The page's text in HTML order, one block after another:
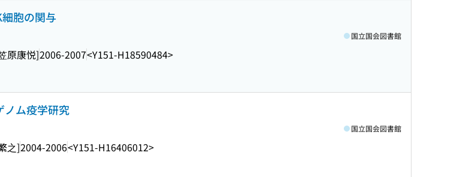
胞の関与
原康悦]2006-2007<Y151-H18590484>
国立国会図書館
ノム疫学研究
之]2004-2006<Y151-H16406012>
国立国会図書館